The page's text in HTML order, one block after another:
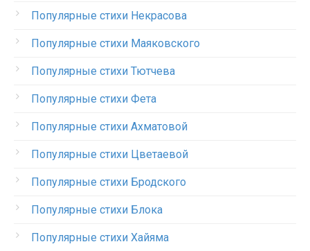
Популярные стихи Некрасова
Популярные стихи Маяковского
Популярные стихи Тютчева
Популярные стихи Фета
Популярные стихи Ахматовой
Популярные стихи Цветаевой
Популярные стихи Бродского
Популярные стихи Блока
Популярные стихи Хайяма